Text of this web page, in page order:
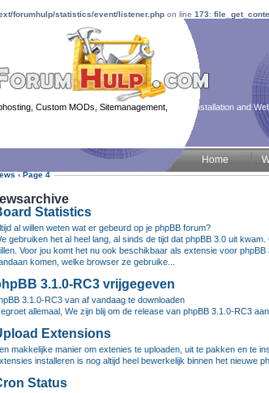
forumhulp/statistics/event/listener.php on line 173:
Custom MODs, Sitemanagement, MOD installation and
Home
‹Page 4
Statistics
al willen weten wat er gebeurd op je phpBB forum?
gebruiken het al heel lang, al sinds de tijd dat phpBB 3.0 uit
Voor jou komt het nu ook beschikbaar als extensie voor
komen, welke browser ze gebruike...
3.1.0-RC3 vrijgegeven
3.1.0-RC3 van af vandaag te downloaden
allemaal, We zijn blij om de release van phpBB 3.1.0-RC3
Extensions
makkelijke manier om extenies te uploaden, uit te pakken en te
installeren is nog altijd heel bewerkelijk binnen het nieuwe
Status